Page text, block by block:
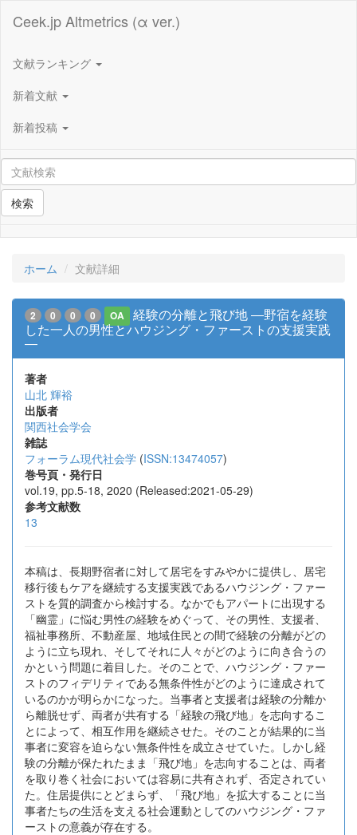
Ceek.jp Altmetrics (α ver.)
文献ランキング
新着文献
新着投稿
検索
ホーム 文献詳細
2 0 0 0 OA
経験の分離と飛び地 ―野宿を経験
した一人の男性とハウジング・ファーストの支援実践
―
著者
山北 輝裕
出版者
関西社会学会
雑誌
フォーラム現代社会学 (ISSN:13474057)
巻号頁・発行日
vol.19, pp.5-18, 2020 (Released:2021-05-29)
参考文献数
13
本稿は、長期野宿者に対して居宅をすみやかに提供し、居宅
移行後もケアを継続する支援実践であるハウジング・ファー
ストを質的調査から検討する。なかでもアパートに出現する
「幽霊」に悩む男性の経験をめぐって、その男性、支援者、
福祉事務所、不動産屋、地域住民との間で経験の分離がどの
ように立ち現れ、そしてそれに人々がどのように向き合うの
かという問題に着目した。そのことで、ハウジング・ファー
ストのフィデリティである無条件性がどのように達成されて
いるのかが明らかになった。当事者と支援者は経験の分離か
ら離脱せず、両者が共有する「経験の飛び地」を志向するこ
とによって、相互作用を継続させた。そのことが結果的に当
事者に変容を迫らない無条件性を成立させていた。しかし経
験の分離が保たれたまま「飛び地」を志向することは、両者
を取り巻く社会においては容易に共有されず、否定されてい
た。住居提供にとどまらず、「飛び地」を拡大することに当
事者たちの生活を支える社会運動としてのハウジング・ファ
ーストの意義が存在する。